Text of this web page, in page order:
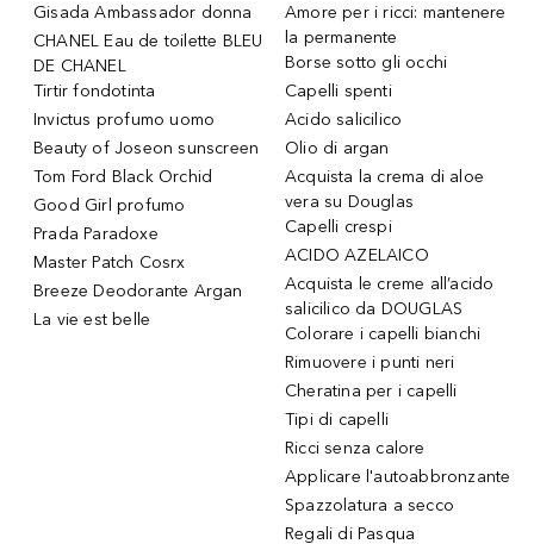
Gisada Ambassador donna
CHANEL Eau de toilette BLEU
DE CHANEL
Tirtir fondotinta
Invictus profumo uomo
Beauty of Joseon sunscreen
Tom Ford Black Orchid
Good Girl profumo
Prada Paradoxe
Master Patch Cosrx
Breeze Deodorante Argan
La vie est belle
Amore per i ricci: mantenere
la permanente
Borse sotto gli occhi
Capelli spenti
Acido salicilico
Olio di argan
Acquista la crema di aloe
vera su Douglas
Capelli crespi
ACIDO AZELAICO
Acquista le creme all’acido
salicilico da DOUGLAS
Colorare i capelli bianchi
Rimuovere i punti neri
Cheratina per i capelli
Tipi di capelli
Ricci senza calore
Applicare l'autoabbronzante
Spazzolatura a secco
Regali di Pasqua